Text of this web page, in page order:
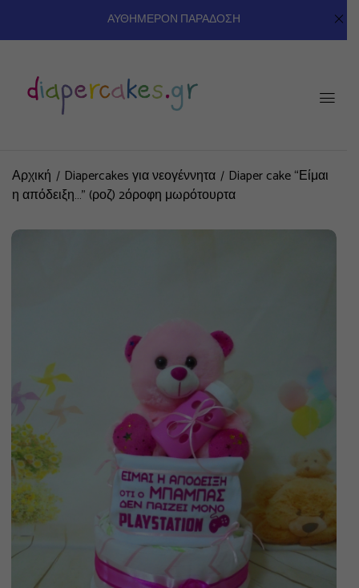
ΑΥΘΗΜΕΡΟΝ ΠΑΡΑΔΟΣΗ
Αρχική Diapercakes για νεογέννητα
Diaper cake “Είμαι
η απόδειξη…” (ροζ) 2όροφη μωρότουρτα